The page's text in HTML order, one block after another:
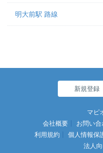
明大前駅 路線
新規登録
マピ
会社概要
お問い合
利用規約
個人情報保
法人